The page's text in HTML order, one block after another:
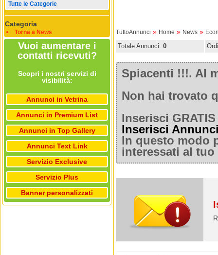
Tutte le Categorie
Categoria
Torna a News
Vuoi aumentare i
contatti ricevuti?
Scopri i nostri servizi di
visibilità:
Annunci in Vetrina
Annunci in Premium List
Annunci in Top Gallery
Annunci Text Link
Servizio Exclusive
Servizio Plus
Banner personalizzati
TuttoAnnunci » Home » News »
Totale Annunci: 0
Spiacenti !!!. Al
Non hai trovato
Inserisci
Inserisci
In questo modo
interessati al